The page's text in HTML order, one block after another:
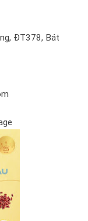
ĐT378, Bát